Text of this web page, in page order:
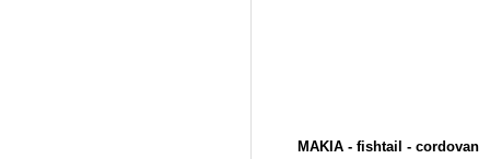
MAKIA - fishtail - cordovan